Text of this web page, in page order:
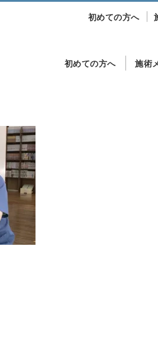
初めての方へ 施術
初めての方へ